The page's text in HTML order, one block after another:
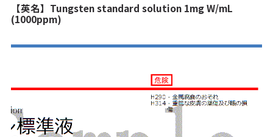
【英名】Tungsten standard solution 1mg W/mL
(1000ppm)